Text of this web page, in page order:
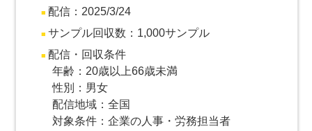
配信：2025/3/24
サンプル回収数：1,000サンプル
配信・回収条件
年齢：20歳以上66歳未満
性別：男女
配信地域：全国
対象条件：企業の人事・労務担当者